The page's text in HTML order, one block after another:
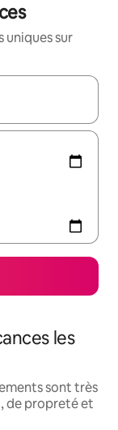
uniques sur
flèches vers le
les
sont très
de propreté et